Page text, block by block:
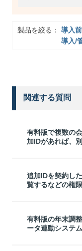
製品を絞る：
導入
導入/
関連する質問
有料版で複数の
加IDがあれば、
追加IDを契約し
覧するなどの権
有料版の年末調
ータ連動システ